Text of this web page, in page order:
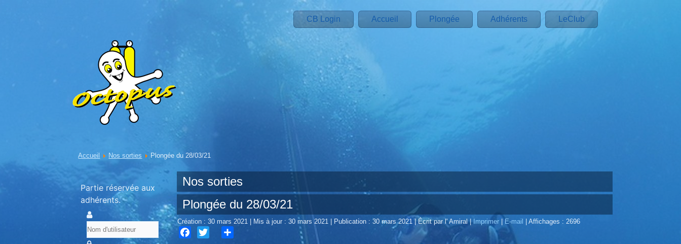
CB Login Accueil Plongée Adhérents LeClub
Accueil Nos sorties Plongée du 28/03/21
Partie réservée aux
adhérents.
Nos sorties
Plongée du 28/03/21
Création : 30 mars 2021 Mis à jour : 30 mars 2021 Publication : 30 mars 2021 | Écrit par l' Amiral| Imprimer |E-mail |Affichages : 2696